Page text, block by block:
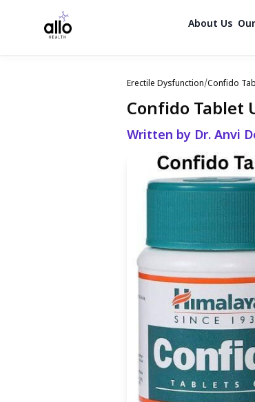
About Us
Erectile Dysfunction/Confido
Confido Tablet
Written by Dr. Anvi